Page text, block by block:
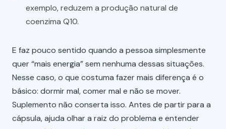
exemplo, reduzem a produção natural de
coenzima Q10.
E faz pouco sentido quando a pessoa simplesmente
quer “mais energia” sem nenhuma dessas situações.
Nesse caso, o que costuma fazer mais diferença é o
básico: dormir mal, comer mal e não se mover.
Suplemento não conserta isso. Antes de partir para a
cápsula, ajuda olhar a raiz do problema e entender